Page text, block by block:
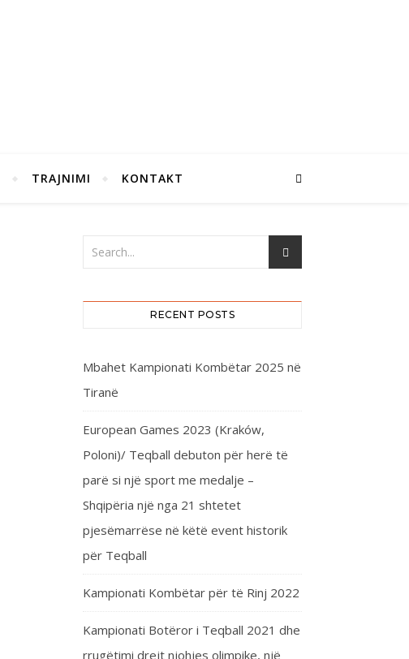
TRAJNIMI KONTAKT
RECENT POSTS
Mbahet Kampionati Kombëtar 2025 në
Tiranë
European Games 2023 (Kraków,
Poloni)/ Teqball debuton për herë të
parë si një sport me medalje –
Shqipëria një nga 21 shtetet
pjesëmarrëse në këtë event historik
për Teqball
Kampionati Kombëtar për të Rinj 2022
Kampionati Botëror i Teqball 2021 dhe
rrugëtimi drejt njohjes olimpike, një